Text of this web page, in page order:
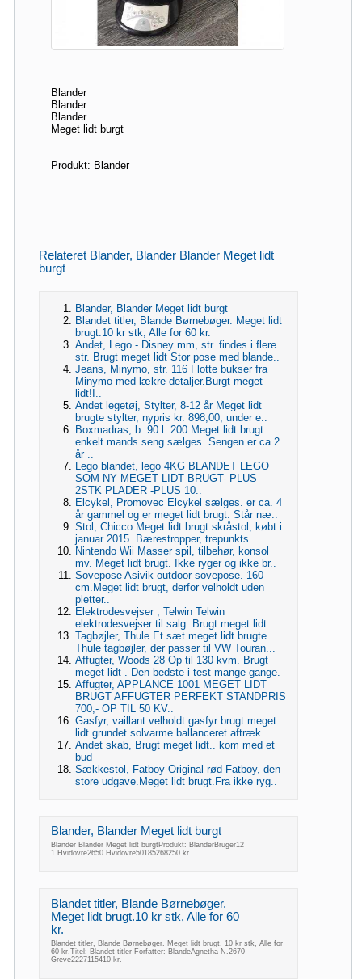
Blander
Blander
Blander
Meget lidt burgt
Produkt: Blander
Relateret Blander, Blander Blander Meget lidt
burgt
Blander, Blander Meget lidt burgt
Blandet titler, Blande Børnebøger. Meget lidt
brugt.10 kr stk, Alle for 60 kr.
Andet, Lego - Disney mm, str. findes i flere
str. Brugt meget lidt Stor pose med blande..
Jeans, Minymo, str. 116 Flotte bukser fra
Minymo med lækre detaljer.Burgt meget
lidt!I..
Andet legetøj, Stylter, 8-12 år Meget lidt
brugte stylter, nypris kr. 898,00, under e..
Boxmadras, b: 90 l: 200 Meget lidt brugt
enkelt mands seng sælges. Sengen er ca 2
år ..
Lego blandet, lego 4KG BLANDET LEGO
SOM NY MEGET LIDT BRUGT- PLUS
2STK PLADER -PLUS 10..
Elcykel, Promovec Elcykel sælges. er ca. 4
år gammel og er meget lidt brugt. Står næ..
Stol, Chicco Meget lidt brugt skråstol, købt i
januar 2015. Bærestropper, trepunkts ..
Nintendo Wii Masser spil, tilbehør, konsol
mv. Meget lidt brugt. Ikke ryger og ikke br..
Sovepose Asivik outdoor sovepose. 160
cm.Meget lidt brugt, derfor velholdt uden
pletter..
Elektrodesvejser , Telwin Telwin
elektrodesvejser til salg. Brugt meget lidt.
Tagbøjler, Thule Et sæt meget lidt brugte
Thule tagbøjler, der passer til VW Touran...
Affugter, Woods 28 Op til 130 kvm. Brugt
meget lidt . Den bedste i test mange gange.
Affugter, APPLANCE 1001 MEGET LIDT
BRUGT AFFUGTER PERFEKT STANDPRIS
700,- OP TIL 50 KV..
Gasfyr, vaillant velholdt gasfyr brugt meget
lidt grundet solvarme ballanceret aftræk ..
Andet skab, Brugt meget lidt.. kom med et
bud
Sækkestol, Fatboy Original rød Fatboy, den
store udgave.Meget lidt brugt.Fra ikke ryg..
Blander, Blander Meget lidt burgt
Blander Blander Meget lidt burgtProdukt: BlanderBruger12
1.Hvidovre2650 Hvidovre50185268250 kr.
Blandet titler, Blande Børnebøger.
Meget lidt brugt.10 kr stk, Alle for 60
kr.
Blandet titler, Blande Børnebøger. Meget lidt brugt. 10 kr stk, Alle for
60 kr.Titel: Blandet titler Forfatter: BlandeAgnetha N.2670
Greve2227115410 kr.